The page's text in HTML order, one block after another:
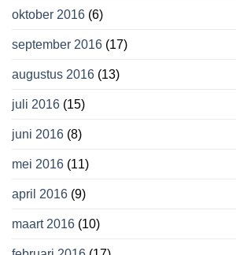
oktober 2016 (6)
september 2016 (17)
augustus 2016 (13)
juli 2016 (15)
juni 2016 (8)
mei 2016 (11)
april 2016 (9)
maart 2016 (10)